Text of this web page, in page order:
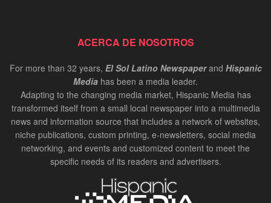
ACERCA DE NOSOTROS
For more than 32 years, El Sol Latino Newspaperand Hispanic
Media has been a media leader.
Adapting to the changing media market, Hispanic Media has
transformed itself from a small local newspaper into a multimedia
news and information source that includes a network of websites,
niche publications, custom printing, e-newsletters, social media
networking, and events and customized content to meet the
specific needs of its readers and advertisers.